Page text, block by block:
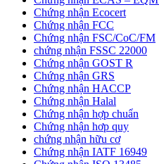
Chứng nhận Ecocert
Chứng nhận FCC
Chứng nhận FSC/CoC/FM
chứng nhận FSSC 22000
Chứng nhận GOST R
Chứng nhận GRS
Chứng nhận HACCP
Chứng nhận Halal
Chứng nhận hợp chuẩn
Chứng nhận hơp quy
chứng nhận hữu cơ
Chứng nhận IATF 16949